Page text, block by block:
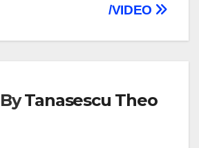
/VIDEO
ByTanasescu Theo